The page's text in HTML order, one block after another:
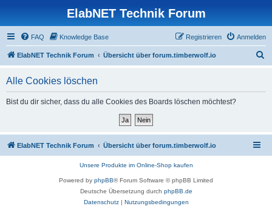
ElabNET Technik Forum
FAQ Knowledge Base Anmelden
Registrieren
ElabNET Technik Forum Übersicht über forum.timberwolf.io
Alle Cookies löschen
Bist du dir sicher, dass du alle Cookies des Boards löschen möchtest?
ElabNET Technik Forum Übersicht über forum.timberwolf.io
Unsere Produkte im Online-Shop kaufen
Powered by phpBB® Forum Software © phpBB Limited
Deutsche Übersetzung durch phpBB.de
Datenschutz| Nutzungsbedingungen